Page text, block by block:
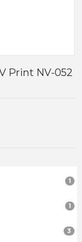
Print NV-052
1
1
3